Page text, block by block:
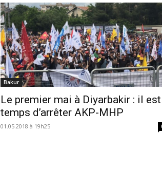
Bakur
Le premier mai à Diyarbakir : il est
temps d’arrêter AKP-MHP
01.05.2018 à 19h25